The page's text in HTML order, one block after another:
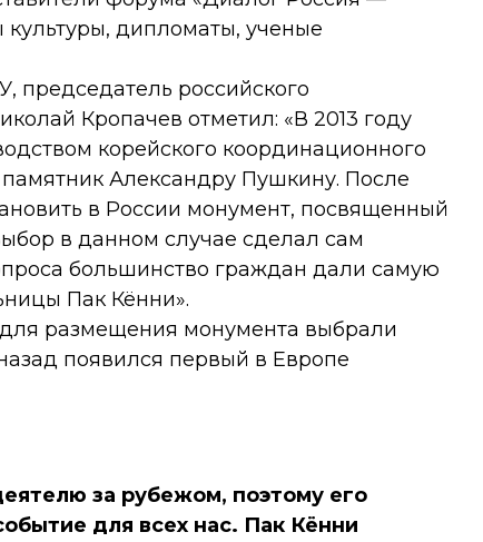
дипломаты, ученые
председатель российского
Кропачев отметил: «В 2013 году
корейского координационного
Александру Пушкину. После
в России монумент, посвященный
в данном случае сделал сам
большинство граждан дали самую
Пак Кённи».
размещения монумента выбрали
появился первый в Европе
за рубежом, поэтому его
для всех нас. Пак Кённи